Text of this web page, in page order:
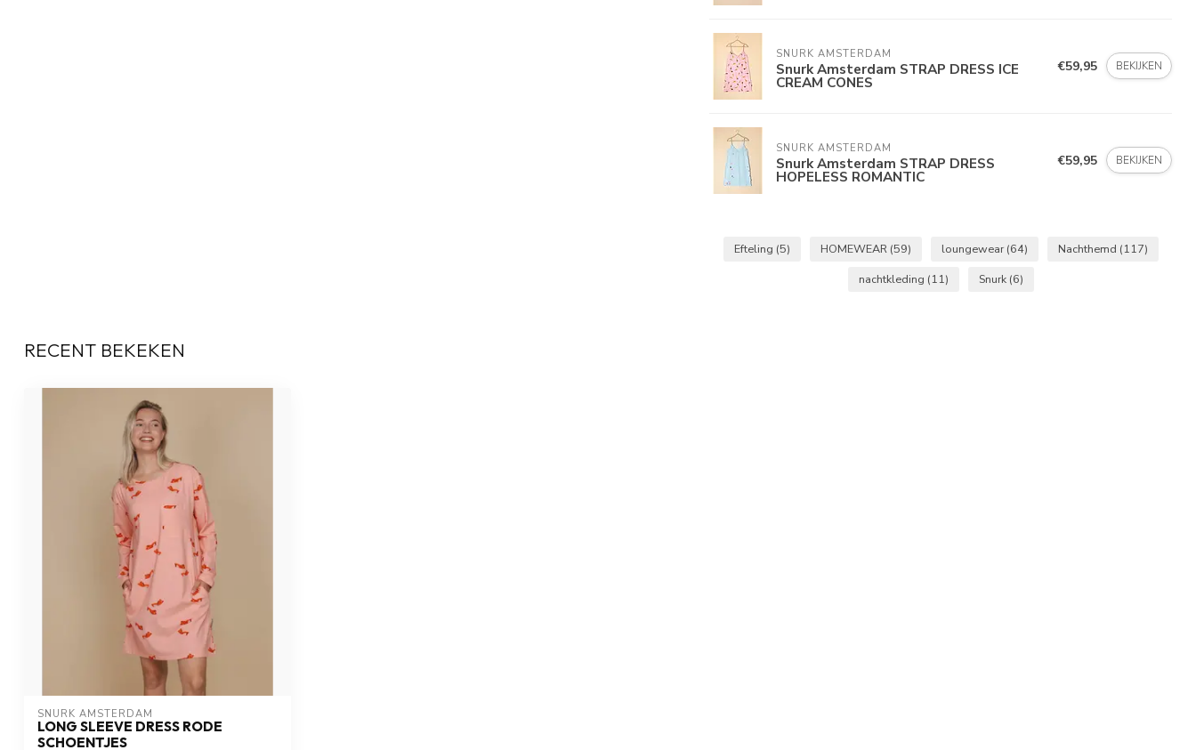
SNURK AMSTERDAM
Snurk Amsterdam STRAP DRESS ICE
CREAM CONES
€59,95 BEKIJKEN
SNURK AMSTERDAM
Snurk Amsterdam STRAP DRESS
HOPELESS ROMANTIC
€59,95 BEKIJKEN
Efteling (5) HOMEWEAR (59) loungewear (64) Nachthemd (117)
nachtkleding (11) Snurk (6)
RECENT BEKEKEN
SNURK AMSTERDAM
LONG SLEEVE DRESS RODE
SCHOENTJES